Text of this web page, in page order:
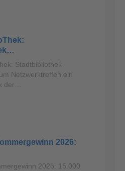
Stadtbibliothek
Netzwerktreffen ein
der…
2026:
2026: 15.000